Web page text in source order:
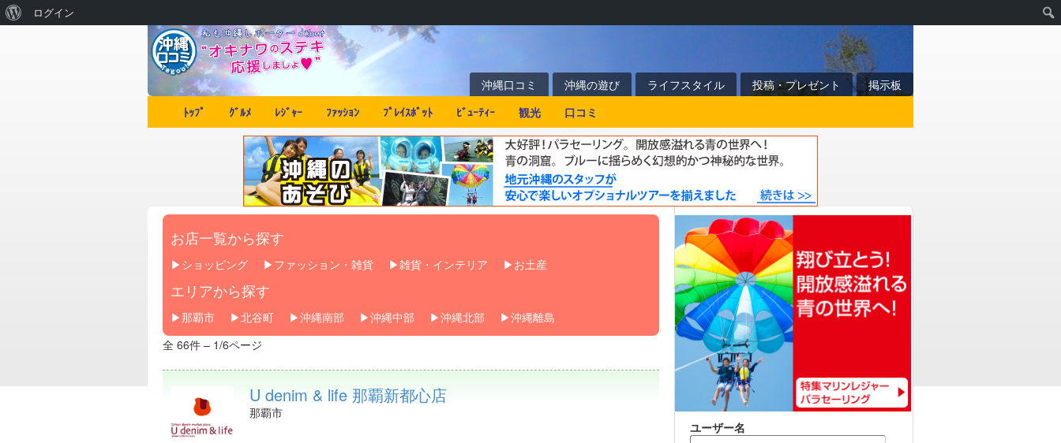
沖縄口コミ 沖縄の遊び ライフスタイル 投稿・プレゼント
掲示板
ﾄｯﾌﾟ
ｸﾞﾙﾒ ﾚｼﾞｬｰ ﾌｧｯｼｮﾝ ﾌﾟﾚｲｽﾎﾟｯﾄ ﾋﾞｭｰﾃｨｰ 観光 口コミ
お店一覧から探す
ショッピング ファッション・雑貨 雑貨・インテリア お土産
エリアから探す
那覇市 北谷町 沖縄南部 沖縄中部 沖縄北部
沖縄離島
全 66件 – 1/6ページ
U denim & life 那覇新都心店
那覇市
ユーザー名
ログイン